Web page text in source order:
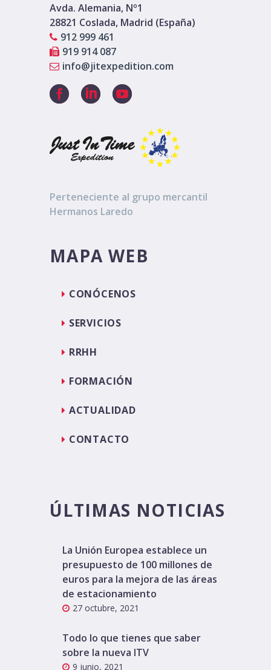
Avda. Alemania, Nº1
28821 Coslada, Madrid (España)
912 999 461
919 914 087
info@jitexpedition.com
Perteneciente al grupo mercantil
Hermanos Laredo
MAPA WEB
CONÓCENOS
SERVICIOS
RRHH
FORMACIÓN
ACTUALIDAD
CONTACTO
ÚLTIMAS NOTICIAS
La Unión Europea establece un
presupuesto de 100 millones de
euros para la mejora de las áreas
de estacionamiento
27 octubre, 2021
Todo lo que tienes que saber
sobre la nueva ITV
9 junio, 2021